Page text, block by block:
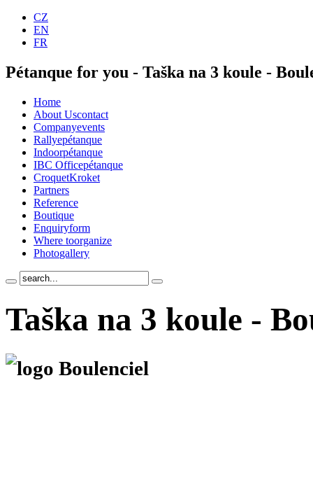
CZ
EN
FR
Pétanque for you - Taška na 3 koule -
Home
About Uscontact
Companyevents
Rallyepétanque
Indoorpétanque
IBC Officepétanque
CroquetKroket
Partners
Reference
Boutique
Enquiryform
Where toorganize
Photogallery
Taška na 3 koule -